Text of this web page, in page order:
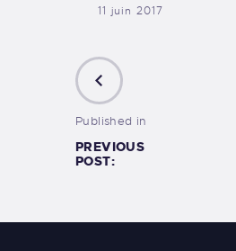
11 juin 2017
Published in
PREVIOUS
POST: